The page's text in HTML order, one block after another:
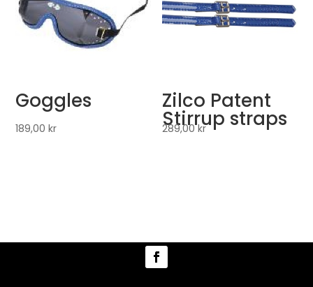
Goggles
189,00kr
Zilco Patent
Stirrup straps
289,00kr